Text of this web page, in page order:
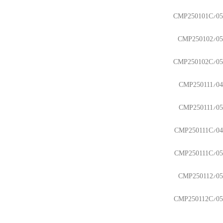
CMP250101C/05
CMP250102/05
CMP250102C/05
CMP250111/04
CMP250111/05
CMP250111C/04
CMP250111C/05
CMP250112/05
CMP250112C/05